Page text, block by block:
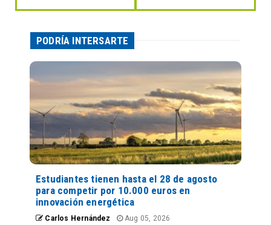
PODRÍA INTERSARTE
Estudiantes tienen hasta el 28 de agosto
para competir por 10.000 euros en
innovación energética
Carlos Hernández Aug 05, 2026